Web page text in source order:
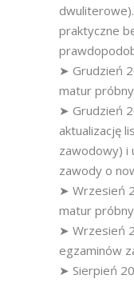
praktyczne
➤ Grudzień
matur
➤ Grudzień
aktualizację
zawodowy) i
zawody o
➤ Wrzesień
matur
➤ Wrzesień
egzaminów
➤ Sierpień